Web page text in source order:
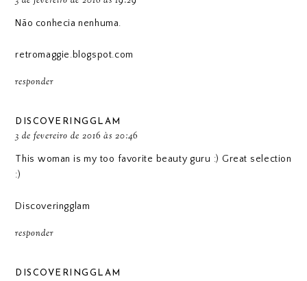
Não conhecia nenhuma.
retromaggie.blogspot.com
responder
DISCOVERINGGLAM
3 de fevereiro de 2016 às 20:46
This woman is my too favorite beauty guru :) Great selection
:)
Discoveringglam
responder
DISCOVERINGGLAM